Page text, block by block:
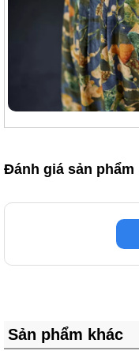
Đánh giá sản phẩm
Sản phẩm khác